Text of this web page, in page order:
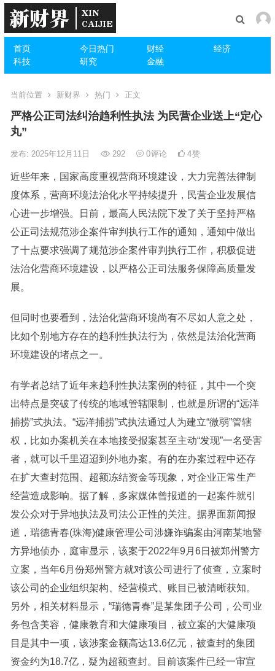
首页 今日热门 财经
经济
科技
研究 金融
当前位置 新财界 热门 正文
严格公正司法纠治趋利性执法 为民营企业送上“定心
丸”
发布: 2025年12月11日 292 0评论 4赞
近些年来，国家高度重视营商环境建设，大力完善法律制
度体系，营商环境法治化水平持续提升，民营企业发展信
心进一步增强。日前，最高人民法院下发了关于坚持严格
公正司法规范涉企案件审判执行工作的通知，通知中做出
了十点要求强调了规范涉企案件审判执行工作，积极促进
法治化营商环境建设，以严格公正司法服务保障高质量发
展。
但同时也要看到，法治化营商环境尚有不尽如人意之处，
比如个别地方存在的趋利性执法行为，依然是法治化营商
环境建设的堵点之一。
有学者总结了近年来趋利性执法案例的特征，其中一个突
出特点是突破了传统的地域管辖限制，也就是所谓的“远洋
捕捞”式执法。“远洋捕捞”式执法通过人为建立“微弱”管辖
权，比如办案机关在本地接受报案甚至主动“发现”一名受害
者，就可以千里迢迢到外地办案。有的在办案过程中还存
在扩大查封范围、超额冻结资金等现象，对企业正常生产
经营造成影响。据了解，多家媒体曾报道的一起案件就引
发公众对于异地执法及司法公正性的关注。据界面新闻报
道，瑞德青春(珠海)健康管理公司涉嫌诈骗案由河南某地警
方异地侦办，庭审显示，该案于2022年9月6日被郑州警方
立案，当年6月份郑州警方就对该公司进行了侦查，立案时
该公司的企业组织架构、经营模式、账目已被清晰获知。
另外，相关材料显示，“瑞德青春”是某集团子公司，公司业
务包含美容，健康教育和大健康项目，被立案的大健康项
目是其中一项，该涉案金额高达13.6亿元，被查封的集团
资金约为18.7亿，疑为超额查封。目前该案件已经一审宣